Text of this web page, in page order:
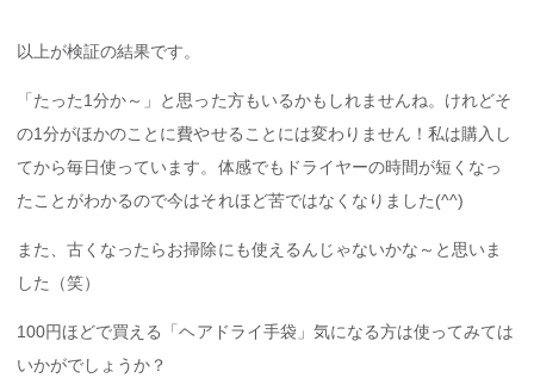
以上が検証の結果です。
「たった1分か～」と思った方もいるかもしれませんね。けれどそ
の1分がほかのことに費やせることには変わりません！私は購入し
てから毎日使っています。体感でもドライヤーの時間が短くなっ
たことがわかるので今はそれほど苦ではなくなりました(^^)
また、古くなったらお掃除にも使えるんじゃないかな～と思いま
した（笑）
100円ほどで買える「ヘアドライ手袋」気になる方は使ってみては
いかがでしょうか？